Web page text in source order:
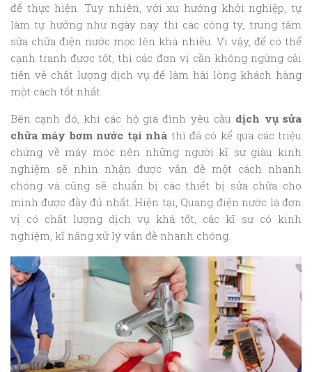
để thực hiện. Tuy nhiên, với xu hướng khởi nghiệp, tự
làm tự hưởng như ngày nay thì các công ty, trung tâm
sửa chữa điện nước mọc lên khá nhiều. Vì vậy, để có thể
cạnh tranh được tốt, thì các đơn vị cần không ngừng cải
tiến về chất lượng dịch vụ để làm hài lòng khách hàng
một cách tốt nhất.
Bên cạnh đó, khi các hộ gia đình yêu cầu dịch vụ sửa
chữa máy bơm nước tại nhà thì đã có kể qua các triệu
chứng về máy móc nên những người kĩ sư giàu kinh
nghiệm sẽ nhìn nhận được vấn đề một cách nhanh
chóng và cũng sẽ chuẩn bị các thiết bị sửa chữa cho
mình được đầy đủ nhất. Hiện tại, Quang điện nước là đơn
vị có chất lượng dịch vụ khá tốt, các kĩ sư có kinh
nghiệm, kĩ năng xử lý vấn đề nhanh chóng.